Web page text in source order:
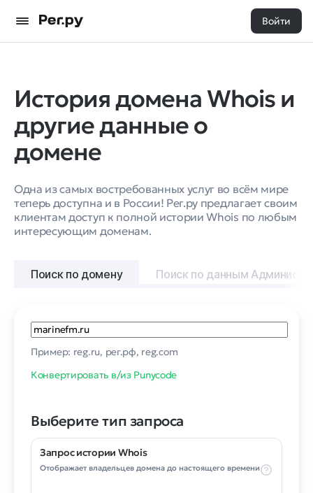
Войти
История домена Whois и
другие данные о
домене
Одна из самых востребованных услуг во всём мире
теперь доступна и в России! Рег.ру предлагает своим
клиентам доступ к полной истории Whois по любым
интересующим доменам.
Поиск по домену Поиск по данным
Пример: reg.ru, рег.рф, reg.com
Конвертировать в/из Punycode
Выберите тип запроса
Запрос истории Whois
Отображает владельцев домена до настоящего времени